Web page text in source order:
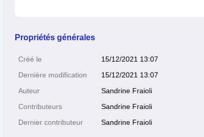
Propriétés générales
Créé le 15/12/2021 13:07
Dernière modification 15/12/2021 13:07
Auteur Sandrine Fraioli
Contributeurs Sandrine Fraioli
Dernier contributeur Sandrine Fraioli